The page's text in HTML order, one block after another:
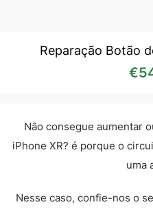
Reparação Botão
€
Não consegue aumentar
iPhone XR? é porque o
uma
Nesse caso, confie-nos o